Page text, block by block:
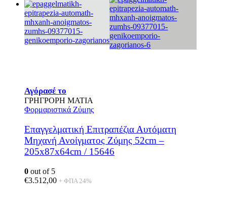
Αγόρασέ το
ΓΡΗΓΡΟΡΗ ΜΑΤΙΑ
Φορμαριστικά Ζύμης
Επαγγελματική Επιτραπέζια Αυτόματη
Μηχανή Ανοίγματος Ζύμης 52cm –
205x87x64cm / 15646
0 out of 5
€3.512,00 + ΦΠΑ 24%